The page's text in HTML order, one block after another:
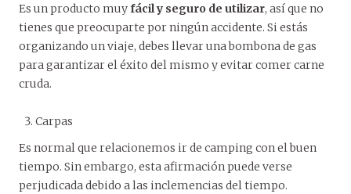
Es un producto muyfácil y seguro de utilizar, así que no
tienes que preocuparte por ningún accidente. Si estás
organizando un viaje, debes llevar una bombona de gas
para garantizar el éxito del mismo y evitar comer carne
cruda.
Carpas
Es normal que relacionemos ir de camping con el buen
tiempo. Sin embargo, esta afirmación puede verse
perjudicada debido a las inclemencias del tiempo.